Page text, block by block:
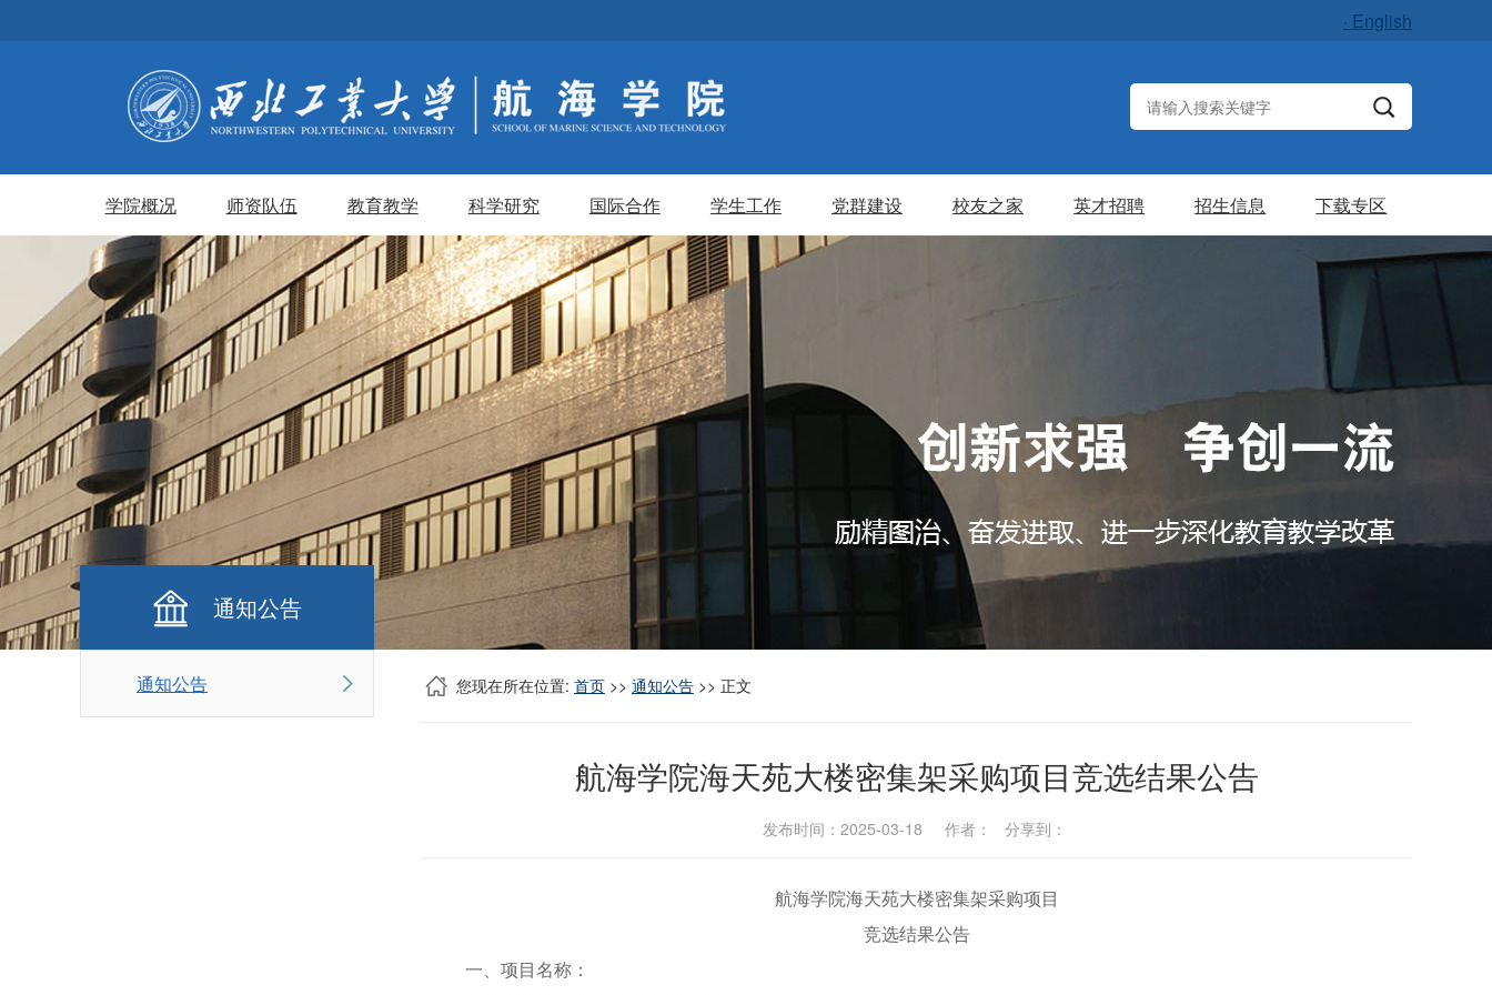
· English
学院概况 师资队伍 教育教学 科学研究 国际合作 学生工作 党群建设 校友之家 英才招聘 招生信息 下载专区
通知公告
通知公告 您现在所在位置: 首页 >> 通知公告 >> 正文
航海学院海天苑大楼密集架采购项目竞选结果公告
发布时间：2025-03-18 作者： 分享到：
航海学院海天苑大楼密集架采购项目
竞选结果公告
一、 项目名称：